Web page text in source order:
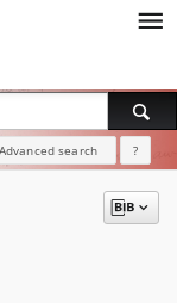
Advanced search ?